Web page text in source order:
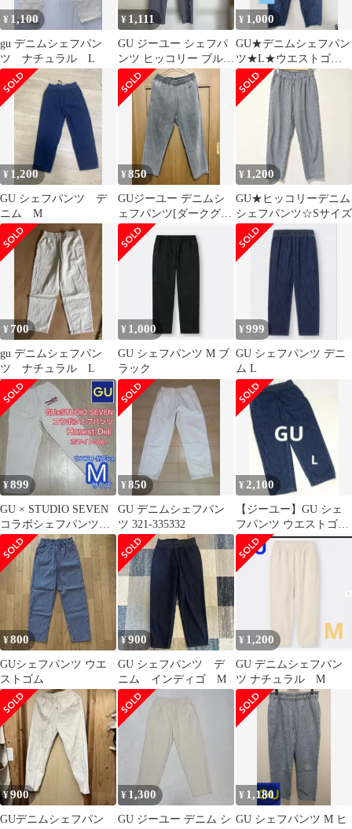
¥ 1,100
gu デニムシェフパン
ツ ナチュラル L
¥ 1,111
GU ジーユー シェフパ
ンツ ヒッコリー ブルー
M 男女兼用
¥ 1,000
GU★デニムシェフパン
ツ★L★ウエストゴム
デニムパンツ イージー
パンツ
¥ 1,200
GU シェフパンツ デ
ニム M
¥850
GUジーユー デニムシ
ェフパンツ[ダークグレ
ー]
¥ 1,200
GU★ヒッコリーデニム
シェフパンツ☆Sサイズ
¥ 700
gu デニムシェフパン
ツ ナチュラル L
¥ 1,000
GU シェフパンツ M ブ
ラック
¥999
GU シェフパンツ デニ
ム L
¥899
GU × STUDIO SEVEN
コラボシェフパンツ
Honest Deli
¥850
GU デニムシェフパン
ツ 321-335332
¥ 2,100
【ジーユー】GU シェ
フパンツ ウエストゴム
L デニムブルー ゆっ
たり
¥800
GUシェフパンツ ウエ
ストゴム
¥900
GU シェフパンツ デ
ニム インディゴ M
¥ 1,200
GU デニムシェフパン
ツ ナチュラル M
¥900
GUデニムシェフパン
¥ 1,300
GU ジーユー デニム シ
¥ 1,180
GU シェフパンツ M ヒ